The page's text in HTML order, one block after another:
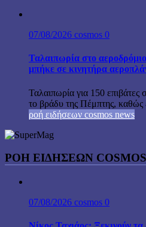
07/08/2026 cosmos 0
Ταλαιπωρία στο
μπήκε σε κινητήρα
Ταλαιπωρία για 150
το βράδυ της Πέμπτης, καθώς
ροή ειδήσεων cosmos news
ΡΟΉ ΕΙΔΉΣΕΩΝ COSMOS
07/08/2026 cosmos 0